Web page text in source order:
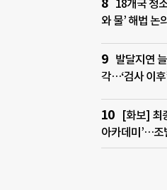
18개국 청
와 물’ 해법 논
발달지연
각…‘검사 이후
[화보] 최
아카데미’…조